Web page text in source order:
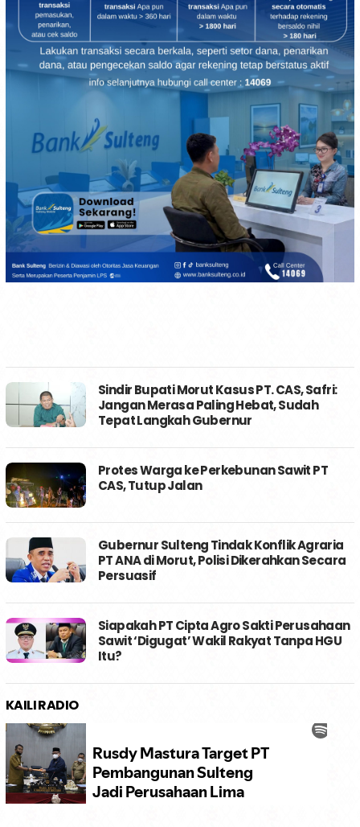
Sindir Bupati Morut Kasus PT. CAS, Safri:
Jangan Merasa Paling Hebat, Sudah
Tepat Langkah Gubernur
Protes Warga ke Perkebunan Sawit PT
CAS, Tutup Jalan
Gubernur Sulteng Tindak Konflik Agraria
PT ANA di Morut, Polisi Dikerahkan Secara
Persuasif
Siapakah PT Cipta Agro Sakti Perusahaan
Sawit ‘Digugat’ Wakil Rakyat Tanpa HGU
Itu?
KAILI RADIO